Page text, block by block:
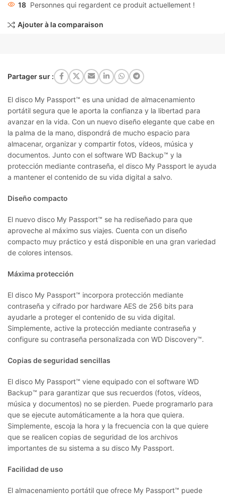
18 Personnes qui regardent ce produit actuellement !
Ajouter à la comparaison
Partager sur :
El disco My Passport™ es una unidad de almacenamiento
portátil segura que le aporta la confianza y la libertad para
avanzar en la vida. Con un nuevo diseño elegante que cabe en
la palma de la mano, dispondrá de mucho espacio para
almacenar, organizar y compartir fotos, vídeos, música y
documentos. Junto con el software WD Backup™ y la
protección mediante contraseña, el disco My Passport le ayuda
a mantener el contenido de su vida digital a salvo.
Diseño compacto
El nuevo disco My Passport™ se ha rediseñado para que
aproveche al máximo sus viajes. Cuenta con un diseño
compacto muy práctico y está disponible en una gran variedad
de colores intensos.
Máxima protección
El disco My Passport™ incorpora protección mediante
contraseña y cifrado por hardware AES de 256 bits para
ayudarle a proteger el contenido de su vida digital.
Simplemente, active la protección mediante contraseña y
configure su contraseña personalizada con WD Discovery™.
Copias de seguridad sencillas
El disco My Passport™ viene equipado con el software WD
Backup™ para garantizar que sus recuerdos (fotos, vídeos,
música y documentos) no se pierden. Puede programarlo para
que se ejecute automáticamente a la hora que quiera.
Simplemente, escoja la hora y la frecuencia con la que quiere
que se realicen copias de seguridad de los archivos
importantes de su sistema a su disco My Passport.
Facilidad de uso
El almacenamiento portátil que ofrece My Passport™ puede